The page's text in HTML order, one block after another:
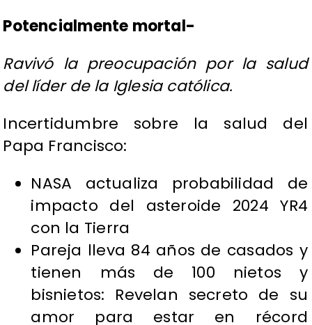
Potencialmente mortal-
Ravivó la preocupación por la salud
del líder de la Iglesia católica.
Incertidumbre sobre la salud del
Papa Francisco:
NASA actualiza probabilidad de
impacto del asteroide 2024 YR4
con la Tierra
Pareja lleva 84 años de casados y
tienen más de 100 nietos y
bisnietos: Revelan secreto de su
amor para estar en récord